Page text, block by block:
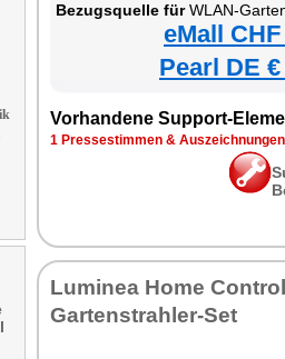
Bezugsquelle fürWLAN-Gartenstrahler mit RGB-
eMall
Pearl DE
Vorhandene Support-
1 Pressestimmen & Auszeichnungen
Luminea Home
Gartenstrahler-Set